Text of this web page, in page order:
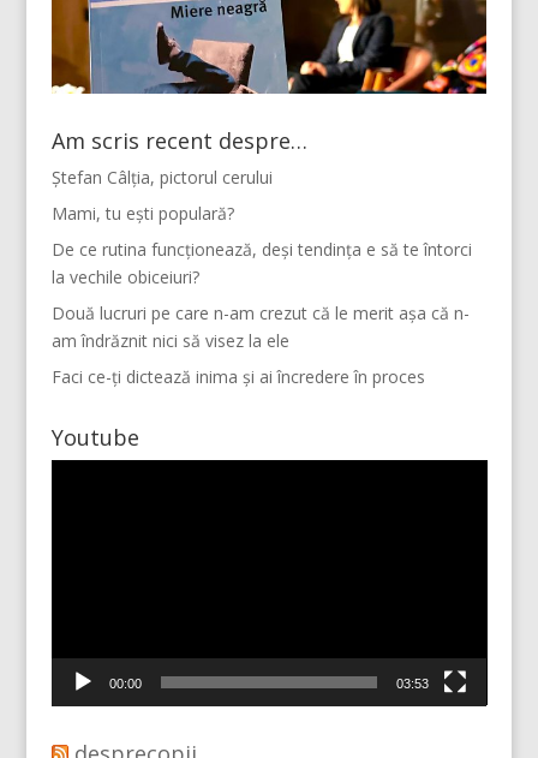
Am scris recent despre…
Ștefan Câlția, pictorul cerului
Mami, tu ești populară?
De ce rutina funcționează, deși tendința e să te întorci
la vechile obiceiuri?
Două lucruri pe care n-am crezut că le merit așa că n-
am îndrăznit nici să visez la ele
Faci ce-ți dictează inima și ai încredere în proces
Youtube
00:00 03:53